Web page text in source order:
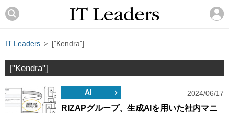
IT Leaders ＞ ["Kendra"]
["Kendra"]
AI 2024/06/17
RIZAPグループ、生成AIを用いた社内マニ